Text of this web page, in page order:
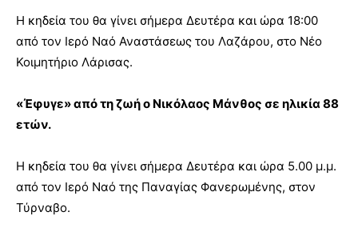
Η κηδεία του θα γίνει σήμερα Δευτέρα και ώρα 18:00
από τον Ιερό Ναό Αναστάσεως του Λαζάρου, στο Νέο
Κοιμητήριο Λάρισας.
«Έφυγε» από τη ζωή ο Νικόλαος Μάνθος σε ηλικία 88
ετών.
Η κηδεία του θα γίνει σήμερα Δευτέρα και ώρα 5.00 μ.μ.
από τον Ιερό Ναό της Παναγίας Φανερωμένης, στον
Τύρναβο.